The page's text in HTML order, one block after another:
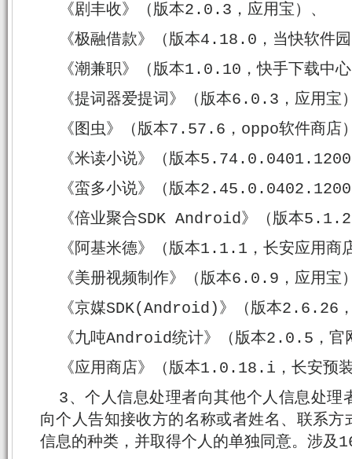
《剧丰收》（版本2.0.3，应用宝）、
《极融借款》（版本4.18.0，当快软件
《潮兼职》（版本1.0.10，快手下载中
《提词器爱提词》（版本6.0.3，应用宝
《图虫》（版本7.57.6，oppo软件商店
《米读小说》（版本
《蛮多小说》（版本2.45.0.0402.1200
《倍业聚合SDK Android》（版本
《阿基米德》（版本1.1.1，长安应用商
《美册视频制作》（版本6.0.9，应用宝
《京媒SDK(Android)》（版本2.6.26
《九吨Android统计》（版本2.0.5，官
《应用商店》（版本1.0.18.i，长安预
3、个人信息处理者向其他个人信息处理
向个人告知接收方的名称或者姓名、联系
信息的种类，并取得个人的单独同意。涉及